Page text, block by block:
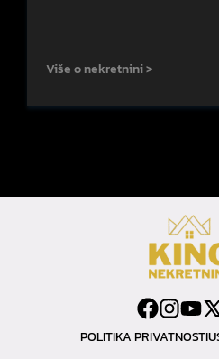
Više o nekretnini >
POLITIKA PRIVATNOSTI